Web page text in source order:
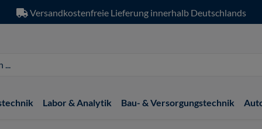
Versandkostenfreie Lieferung innerhalb Deutschlands
Labor & Analytik Bau- & Versorgungstechnik